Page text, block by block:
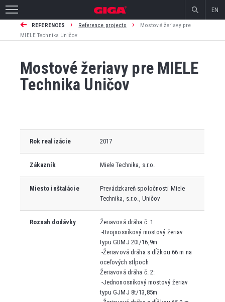
EN
REFERENCES › Reference projects ›
Mostové žeriavy pre
MIELE Technika Uničov
Mostové žeriavy pre MIELE
Technika Uničov
Rok realizácie 2017
Zákazník Miele Technika, s.r.o.
Miesto inštalácie
Prevádzkareň spoločnosti Miele
Technika, s.r.o., Uničov
Rozsah dodávky
Žeriavová dráha č. 1:
-Dvojnosníkový mostový žeriav
typu GDMJ 20t/16,9m
-Žeriavová dráha s dĺžkou 66 m na
oceľových stĺpoch
Žeriavová dráha č. 2:
-Jednonosníkový mostový žeriav
typu GJMJ 8t/13,85m